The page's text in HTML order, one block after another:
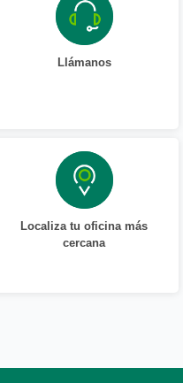
Llámanos
Localiza tu oficina más
cercana